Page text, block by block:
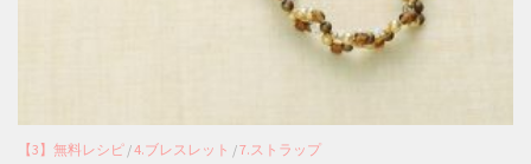
【3】無料レシピ /4.ブレスレット /7.ストラップ